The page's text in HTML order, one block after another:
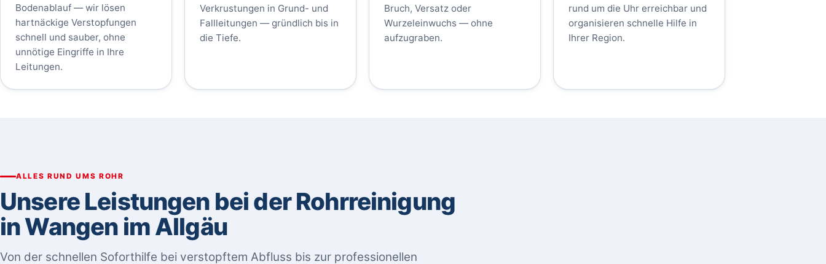
Bodenablauf — wir lösen
hartnäckige Verstopfungen
schnell und sauber, ohne
unnötige Eingriffe in Ihre
Leitungen.
Verkrustungen in Grund- und
Fallleitungen — gründlich bis in
die Tiefe.
Bruch, Versatz oder
Wurzeleinwuchs — ohne
aufzugraben.
rund um die Uhr erreichbar und
organisieren schnelle Hilfe in
Ihrer Region.
ALLES RUND UMS ROHR
Unsere Leistungen bei der Rohrreinigung
in Wangen im Allgäu
Von der schnellen Soforthilfe bei verstopftem Abfluss bis zur professionellen